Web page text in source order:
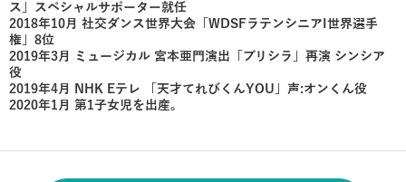
ス」スペシャルサポーター就任
2018年10月 社交ダンス世界大会「WDSFラテンシニアI世界選手
権」8位
2019年3月 ミュージカル 宮本亜門演出「プリシラ」再演 シンシア
役
2019年4月 NHK Eテレ 「天才てれびくんYOU」声:オンくん役
2020年1月 第1子女児を出産。